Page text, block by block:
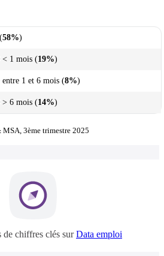
58%)
< 1 mois (19%)
entre 1 et 6 mois (8%)
> 6 mois (14%)
MSA, 3ème trimestre 2025
de chiffres clés surData emploi